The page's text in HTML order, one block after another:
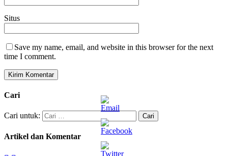
Situs
Save my name, email, and website in this browser for the next
time I comment.
Cari
Cari untuk:
Artikel dan Komentar